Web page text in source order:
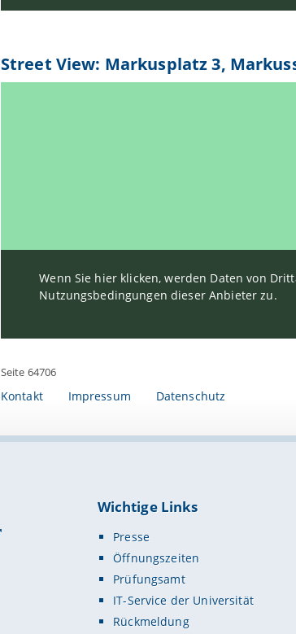
Street View: Markusplatz 3,
Wenn Sie hier klicken, werden Daten von
Nutzungsbedingungen dieser Anbieter zu.
Seite 64706
Kontakt Impressum Datenschutz
Wichtige Links
Presse
Öffnungszeiten
Prüfungsamt
IT-Service der Universität
Rückmeldung